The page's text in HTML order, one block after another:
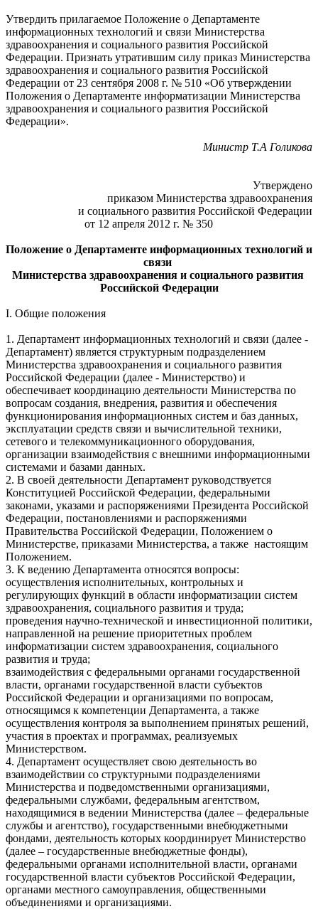
Утвердить прилагаемое Положение о Департаменте
информационных технологий и связи Министерства
здравоохранения и социального развития Российской
Федерации. Признать утратившим силу приказ Министерства
здравоохранения и социального развития Российской
Федерации от 23 сентября 2008 г. № 510 «Об утверждении
Положения о Департаменте информатизации Министерства
здравоохранения и социального развития Российской
Федерации».
Министр Т.А Голикова
Утверждено
приказом Министерства здравоохранения
и социального развития Российской Федерации
от 12 апреля 2012 г. № 350
Положение о Департаменте информационных технологий и
связи
Министерства здравоохранения и социального развития
Российской Федерации
I. Общие положения
1. Департамент информационных технологий и связи (далее -
Департамент) является структурным подразделением
Министерства здравоохранения и социального развития
Российской Федерации (далее - Министерство) и
обеспечивает координацию деятельности Министерства по
вопросам создания, внедрения, развития и обеспечения
функционирования информационных систем и баз данных,
эксплуатации средств связи и вычислительной техники,
сетевого и телекоммуникационного оборудования,
организации взаимодействия с внешними информационными
системами и базами данных.
2. В своей деятельности Департамент руководствуется
Конституцией Российской Федерации, федеральными
законами, указами и распоряжениями Президента Российской
Федерации, постановлениями и распоряжениями
Правительства Российской Федерации, Положением о
Министерстве, приказами Министерства, а также настоящим
Положением.
3. К ведению Департамента относятся вопросы:
осуществления исполнительных, контрольных и
регулирующих функций в области информатизации систем
здравоохранения, социального развития и труда;
проведения научно-технической и инвестиционной политики,
направленной на решение приоритетных проблем
информатизации систем здравоохранения, социального
развития и труда;
взаимодействия с федеральными органами государственной
власти, органами государственной власти субъектов
Российской Федерации и организациями по вопросам,
относящимся к компетенции Департамента, а также
осуществления контроля за выполнением принятых решений,
участия в проектах и программах, реализуемых
Министерством.
4. Департамент осуществляет свою деятельность во
взаимодействии со структурными подразделениями
Министерства и подведомственными организациями,
федеральными службами, федеральным агентством,
находящимися в ведении Министерства (далее – федеральные
службы и агентство), государственными внебюджетными
фондами, деятельность которых координирует Министерство
(далее – государственные внебюджетные фонды),
федеральными органами исполнительной власти, органами
государственной власти субъектов Российской Федерации,
органами местного самоуправления, общественными
объединениями и организациями.